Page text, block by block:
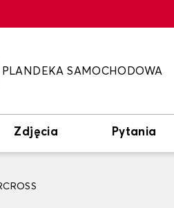
PLANDEKA SAMOCHODOWA
Zdjęcia Pytania